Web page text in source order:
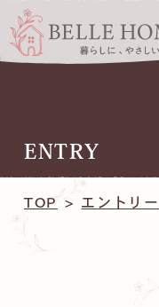
ENTRY
TOP エントリー